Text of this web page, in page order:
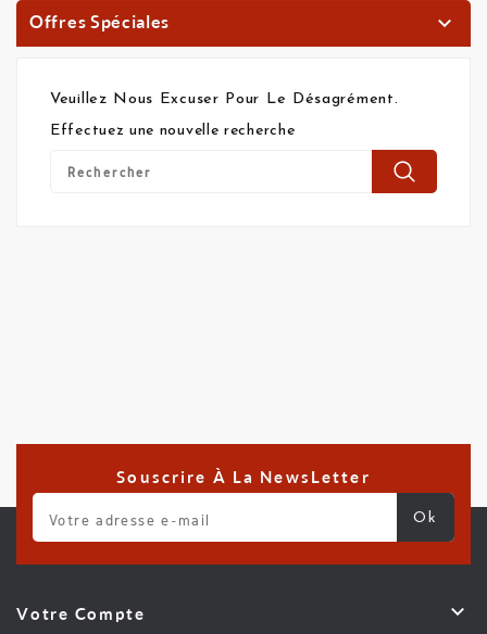
Offres Spéciales 
Veuillez Nous Excuser Pour Le Désagrément.
Effectuez une nouvelle recherche
Souscrire À La NewsLetter
Votre Compte 